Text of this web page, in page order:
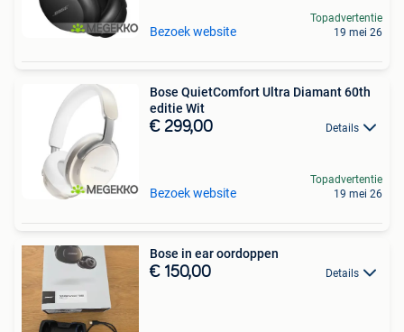
Bezoek website
Topadvertentie
19 mei 26
Bose QuietComfort Ultra Diamant 60th
editie Wit
€ 299,00 Details
Bezoek website
Topadvertentie
19 mei 26
Bose in ear oordoppen
€ 150,00 Details